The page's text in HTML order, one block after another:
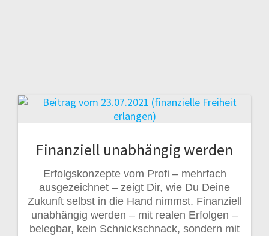
Finanziell unabhängig werden
Erfolgskonzepte vom Profi – mehrfach
ausgezeichnet – zeigt Dir, wie Du Deine
Zukunft selbst in die Hand nimmst. Finanziell
unabhängig werden – mit realen Erfolgen –
belegbar, kein Schnickschnack, sondern mit